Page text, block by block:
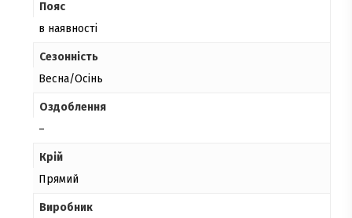
Пояс
в наявності
Сезонність
Весна/Осінь
Оздоблення
–
Крій
Прямий
Виробник